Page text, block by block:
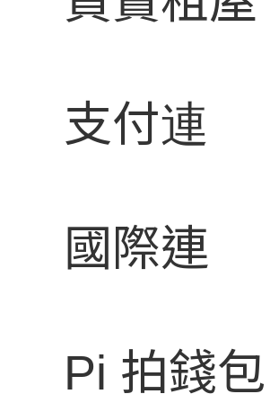
價值抵國
支付連
國際連
Pi 拍錢包